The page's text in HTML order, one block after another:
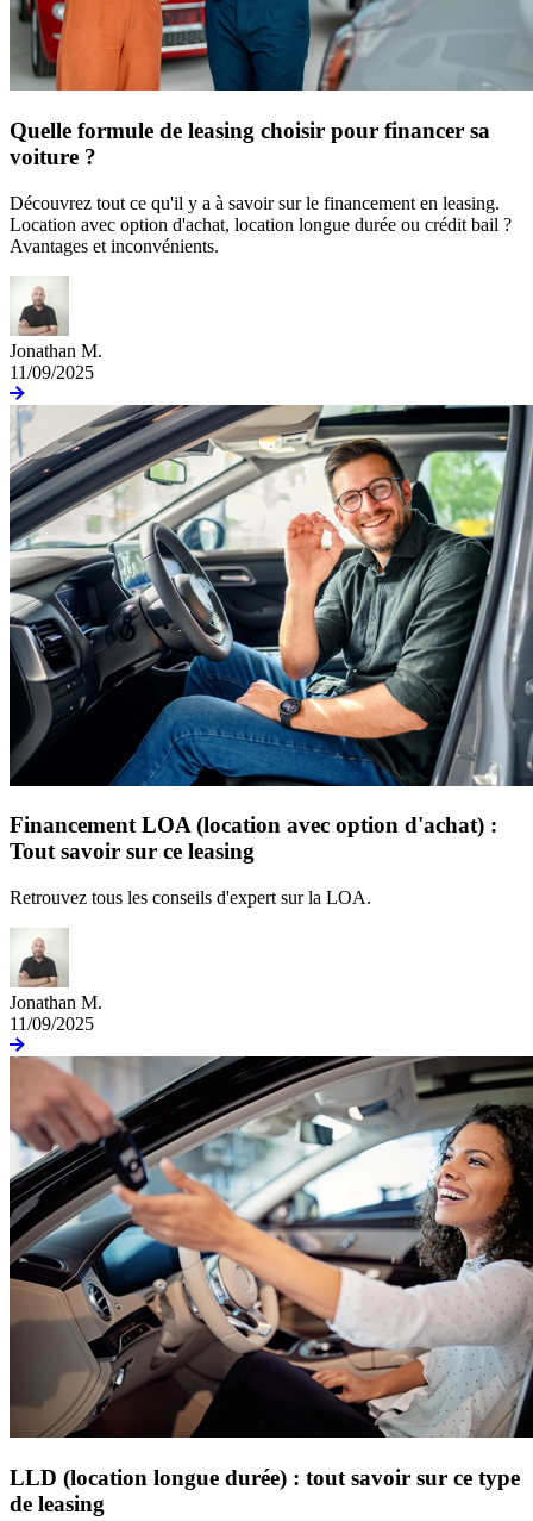
Quelle formule de leasing choisir pour financer sa
voiture ?
Découvrez tout ce qu'il y a à savoir sur le financement en leasing.
Location avec option d'achat, location longue durée ou crédit bail ?
Avantages et inconvénients.
Jonathan M.
11/09/2025
Financement LOA (location avec option d'achat) :
Tout savoir sur ce leasing
Retrouvez tous les conseils d'expert sur la LOA.
Jonathan M.
11/09/2025
LLD (location longue durée) : tout savoir sur ce type
de leasing